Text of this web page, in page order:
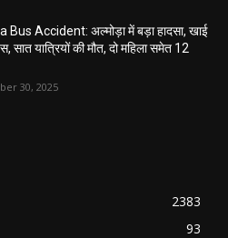
Bus Accident: अल्मोड़ा में बड़ा हादसा, खाई
सात यात्रियों की मौत, दो महिला समेत 12
30, 2025
2383
93